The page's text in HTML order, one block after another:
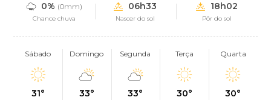
0% (0mm)
Chance chuva
06h33
Nascer do sol
18h02
Pôr do sol
Sábado
31°
Domingo
33°
Segunda
33°
Terça
30°
Quarta
30°